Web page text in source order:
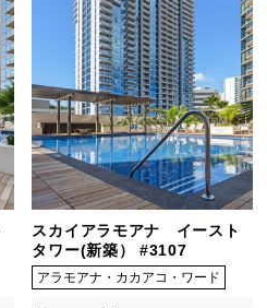
スカイアラモアナ イースト
タワー(新築） #3107
アラモアナ・カカアコ・ワード